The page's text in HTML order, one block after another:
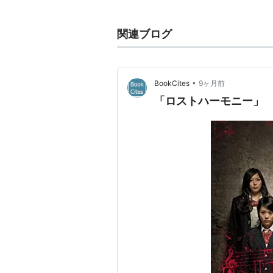
関連ブログ
BookCites • 9ヶ月前
「ロストハーモニー